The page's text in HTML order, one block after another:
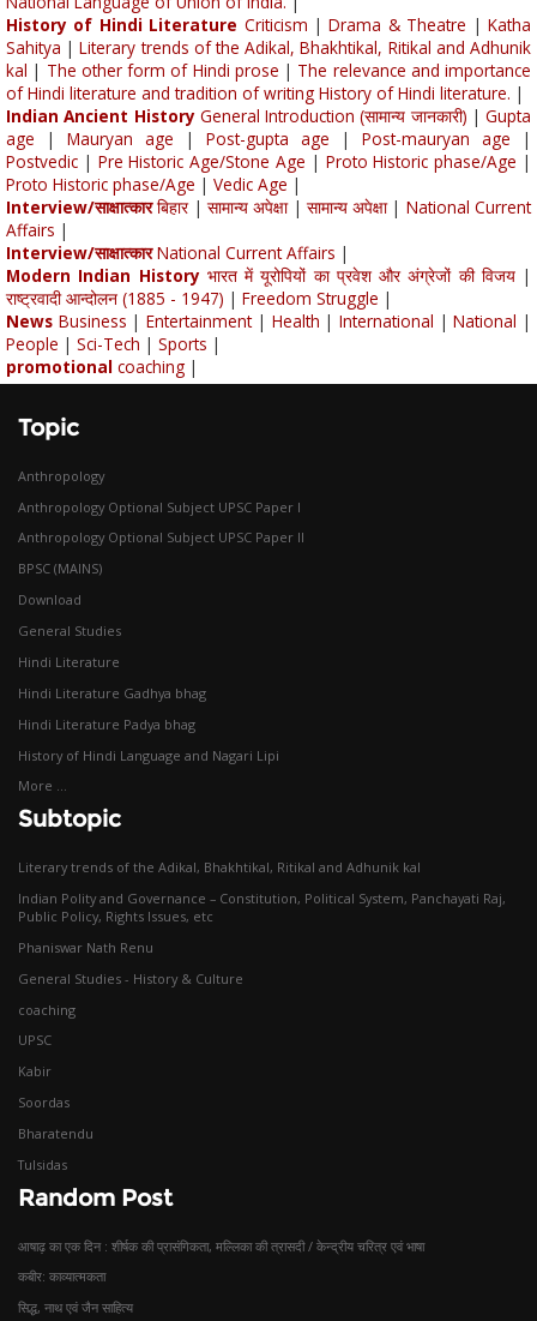
History of Hindi Literature Criticism |Drama & Theatre |Katha
Sahitya |Literary trends of the Adikal, Bhakhtikal, Ritikal and Adhunik
kal | The other form of Hindi prose | The relevance and importance
of Hindi literature and tradition of writing History of Hindi literature. |
Indian Ancient History General Introduction (सामान्य जानकारी) | Gupta
age | Mauryan age | Post-gupta age | Post-mauryan age |
Postvedic | Pre Historic Age/Stone Age | Proto Historic phase/Age |
Proto Historic phase/Age | Vedic Age |
Interview/साक्षात्कार बिहार | सामान्य अपेक्षा | सामान्य अपेक्षा | National Current
Affairs |
Interview/साक्षात्कार National Current Affairs |
Modern Indian History भारत में यूरोपियों का प्रवेश और अंग्रेजों की विजय|
राष्ट्रवादी आन्दोलन (1885 - 1947) | Freedom Struggle |
News Business |Entertainment| Health | International |National |
People | Sci-Tech | Sports |
promotional coaching |
Topic
Anthropology
Anthropology Optional Subject UPSC Paper I
Anthropology Optional Subject UPSC Paper II
BPSC (MAINS)
Download
General Studies
Hindi Literature
Hindi Literature Gadhya bhag
Hindi Literature Padya bhag
History of Hindi Language and Nagari Lipi
More ...
Subtopic
Literary trends of the Adikal, Bhakhtikal, Ritikal and Adhunik kal
Indian Polity and Governance – Constitution, Political System, Panchayati Raj,
Public Policy, Rights Issues, etc
Phaniswar Nath Renu
General Studies - History & Culture
coaching
UPSC
Kabir
Soordas
Bharatendu
Tulsidas
Random Post
आषाढ़ का एक दिन : शीर्षक की प्रासंगिकता, मल्लिका की त्रासदी / केन्द्रीय चरित्र एवं भाषा
कबीर: काव्यात्मकता
सिद्ध, नाथ एवं जैन साहित्‍य